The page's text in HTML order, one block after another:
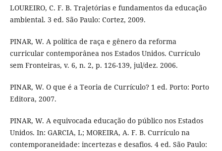
LOUREIRO, C. F. B. Trajetórias e fundamentos da educação
ambiental. 3 ed. São Paulo: Cortez, 2009.
PINAR, W. A política de raça e gênero da reforma
curricular contemporânea nos Estados Unidos. Currículo
sem Fronteiras, v. 6, n. 2, p. 126-139, jul/dez. 2006.
PINAR, W. O que é a Teoria de Currículo? 1 ed. Porto: Porto
Editora, 2007.
PINAR, W. A equivocada educação do público nos Estados
Unidos. In: GARCIA, L; MOREIRA, A. F. B. Currículo na
contemporaneidade: incertezas e desafios. 4 ed. São Paulo: